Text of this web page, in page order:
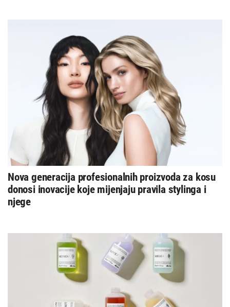
Nova generacija profesionalnih proizvoda za kosu
donosi inovacije koje mijenjaju pravila stylinga i
njege